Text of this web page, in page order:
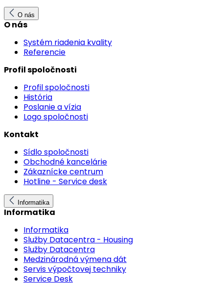
O nás
O nás
Systém riadenia kvality
Referencie
Profil spoločnosti
Profil spoločnosti
História
Poslanie a vízia
Logo spoločnosti
Kontakt
Sídlo spoločnosti
Obchodné kancelárie
Zákaznícke centrum
Hotline - Service desk
Informatika
Informatika
Informatika
Služby Datacentra - Housing
Služby Datacentra
Medzinárodná výmena dát
Servis výpočtovej techniky
Service Desk